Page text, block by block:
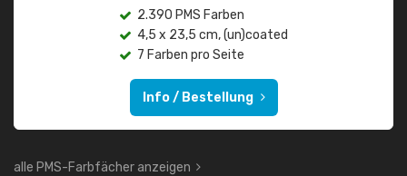
2.390 PMS Farben
4,5 x 23,5 cm, (un)coated
7 Farben pro Seite
Info / Bestellung
alle PMS-Farbfächer anzeigen